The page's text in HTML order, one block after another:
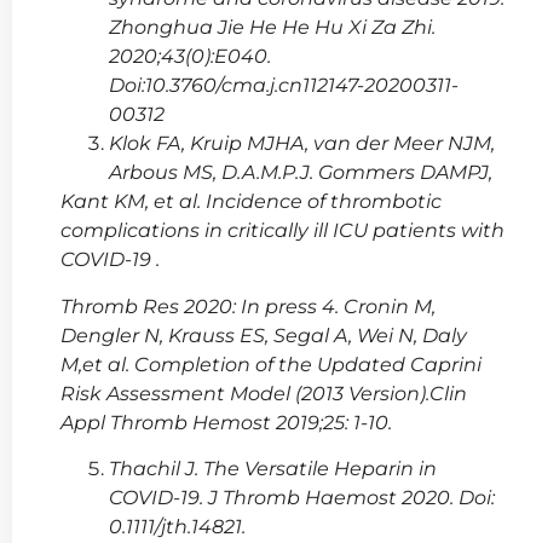
Zhonghua Jie He He Hu Xi Za Zhi.
2020;43(0):E040.
Doi:10.3760/cma.j.cn112147-20200311-
00312
Klok FA, Kruip MJHA, van der Meer NJM,
Arbous MS, D.A.M.P.J. Gommers DAMPJ,
Kant KM, et al. Incidence of thrombotic
complications in critically ill ICU patients with
COVID-19 .
Thromb Res 2020: In press 4. Cronin M,
Dengler N, Krauss ES, Segal A, Wei N, Daly
M,et al. Completion of the Updated Caprini
Risk Assessment Model (2013 Version).Clin
Appl Thromb Hemost 2019;25: 1-10.
Thachil J. The Versatile Heparin in
COVID-19. J Thromb Haemost 2020. Doi:
0.1111/jth.14821.